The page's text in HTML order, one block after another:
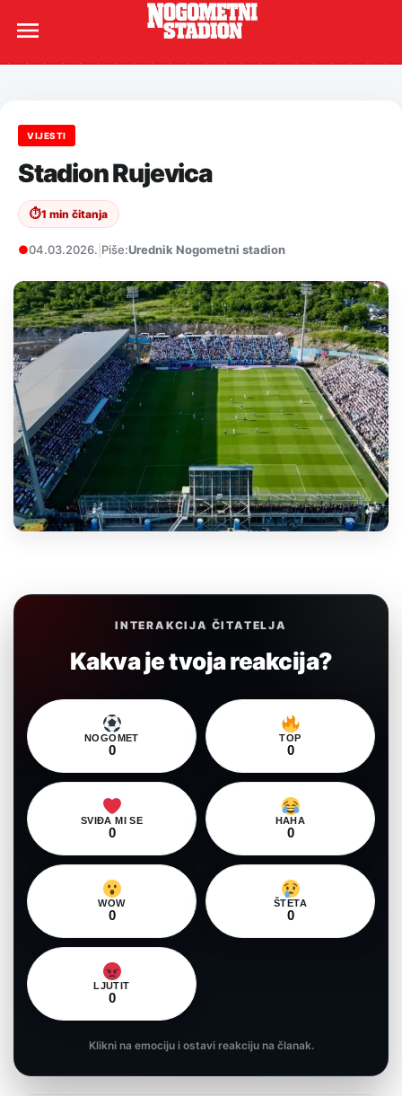
VIJESTI
Stadion Rujevica
⏱1 min čitanja
●04.03.2026. Piše:Urednik Nogometni stadion
INTERAKCIJA ČITATELJA
Kakva je tvoja reakcija?
NOGOMET
0
TOP
0
SVIĐA MI SE
0
HAHA
0
WOW
0
ŠTETA
0
LJUTIT
0
Klikni na emociju i ostavi reakciju na članak.